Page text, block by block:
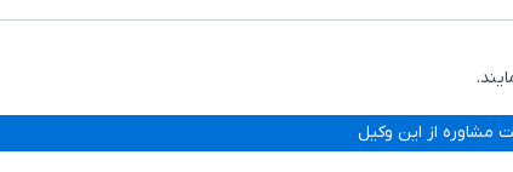
مشاوره از این وکیل